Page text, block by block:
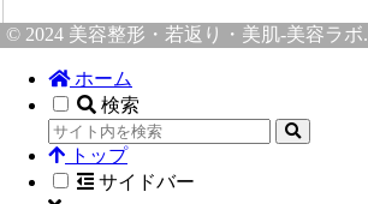
© 2024 美容整形・若返り・美肌-美容ラボ.
ホーム
検索
トップ
サイドバー